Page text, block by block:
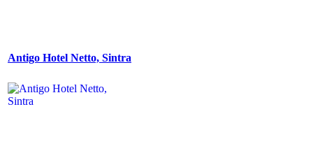
Antigo Hotel Netto, Sintra